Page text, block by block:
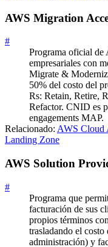
AWS Migration
#
Programa oficial de
empresariales con
Migrate &
50% del costo del
Rs: Retain, Retire,
Refactor. CNID es
engagements MAP.
Relacionado: AWS Cloud
Landing Zone
AWS Solution
#
Programa que
facturación de sus
propios términos
trasladando el
administración) y